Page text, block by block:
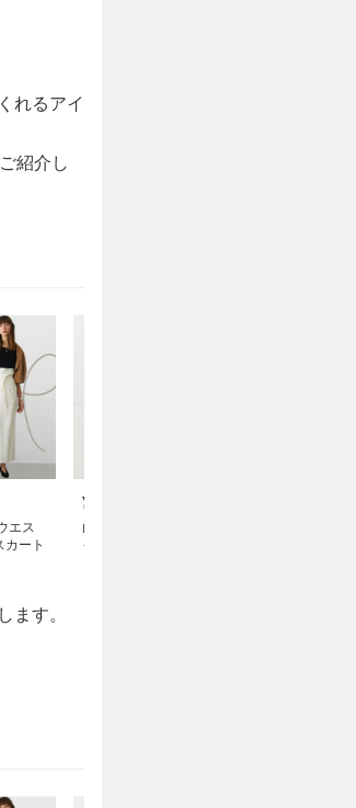
れるアイ
紹介し
エス
カート
¥
白スカート フレアデザ
インマーメイドニットス
す。